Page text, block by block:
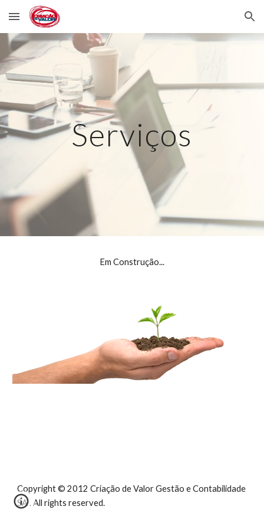
Skip to main content Skip to navigation
Serviços
Em Construção...
Copyright © 2012 Criação de Valor Gestão e Contabilidade
SA . All rights reserved.